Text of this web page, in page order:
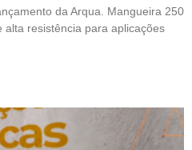
da Arqua. Mangueira 250
alta resistência para aplicações